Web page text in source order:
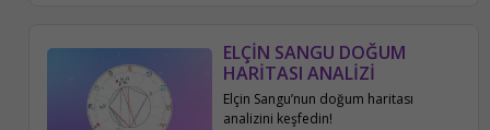
ELÇİN SANGU DOĞUM
HARİTASI ANALİZİ
Elçin Sangu’nun doğum haritası
analizini keşfedin!